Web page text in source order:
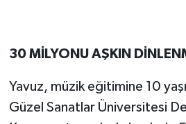
30 MİLYONU AŞKIN
Yavuz, müzik eğitimine 10
Güzel Sanatlar Üniversitesi